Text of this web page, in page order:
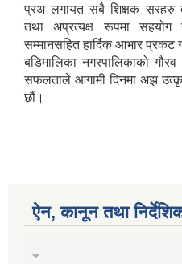
प्रअ लगायत सबै शिक्षक सरहरु
तथा अप्रत्यक्ष रूपमा सहयोग
सम्मानसहित हार्दिक आभार प्रकट
बडिमालिका नगरपालिकाको
सफलताले आगामी दिनमा अझ
छौं।
ऐन, कानून तथा